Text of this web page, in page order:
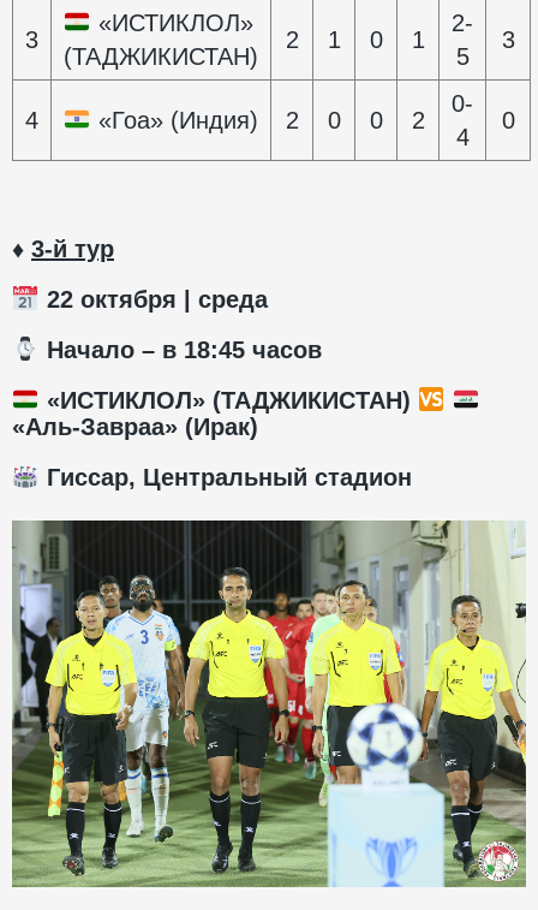
3
«ИСТИКЛОЛ»
(ТАДЖИКИСТАН)
2 1 0 1
2-
5
3
4 «Гоа» (Индия) 2 0 0 2
0-
4
0
♦ 3-й тур
22 октября | среда
️ Начало – в 18:45 часов
«ИСТИКЛОЛ» (ТАДЖИКИСТАН)
«Аль-Завраа» (Ирак)
Гиссар, Центральный стадион